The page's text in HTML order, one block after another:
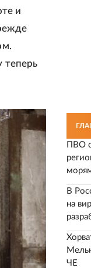
и
теперь
ПВО
В
на
ЧЕ